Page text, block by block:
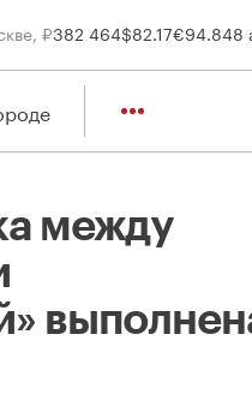
₽382 464$82.17€94.848
между